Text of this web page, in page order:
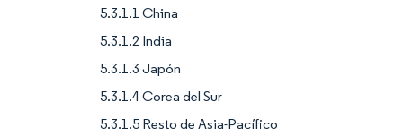
5.3.1.1 China
5.3.1.2 India
5.3.1.3 Japón
5.3.1.4 Corea del Sur
5.3.1.5 Resto de Asia-Pacífico